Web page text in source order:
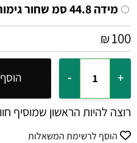
מידה 44.8 סמ שחור גימור N4
₪100
רוצה להיות הראשון שמוסיף
הוסף לרשימת המשאלות